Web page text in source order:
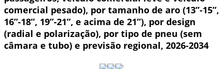
comercial pesado), por tamanho de aro (13”-15”,
16”-18”, 19”-21”, e acima de 21”), por design
(radial e polarização), por tipo de pneu (sem
câmara e tubo) e previsão regional, 2026-2034